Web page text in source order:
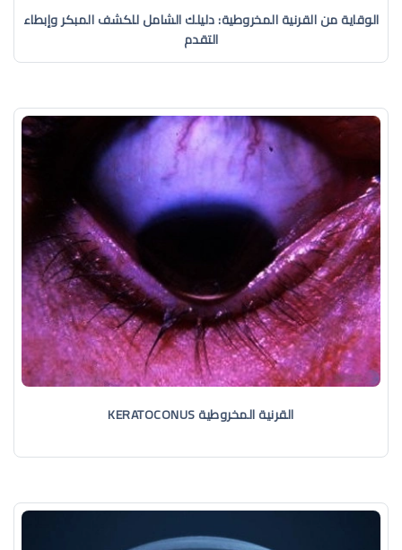
الوقاية من القرنية المخروطية: دليلك الشامل للكشف المبكر وإبطاء
التقدم
القرنية المخروطية KERATOCONUS